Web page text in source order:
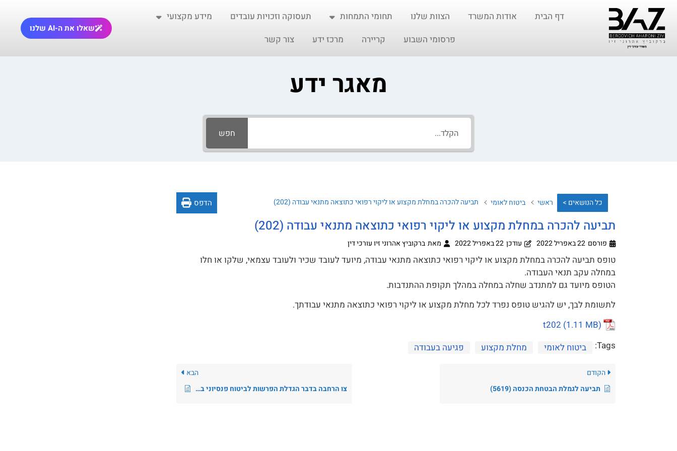
דף הבית אודות המשרד הצוות שלנו תחומי התמחות תעסוקה וזכויות עובדים
מידע מקצועי
פרסומי השבוע
קריירה מרכז ידע צור קשר
שאלו את ה-AI שלנו
מאגר ידע
חפש
כל הנושאים > ראשי ביטוח לאומי תביעה להכרה במחלת מקצוע או ליקוי רפואי כתוצאה מתנאי עבודה (202) הדפס
תביעה להכרה במחלת מקצוע או ליקוי רפואי כתוצאה מתנאי עבודה (202)
פורסם 22 באפריל 2022 עודכן 22 באפריל 2022 מאת ברקוביץ אהרוני זיו עורכי דין
טופס תביעה להכרה במחלת מקצוע או ליקוי רפואי כתוצאה מתנאי עבודה, מיועד לעובד שכיר ולעובד עצמאי, שלקו או חלו
במחלה עקב תנאי העבודה.
הטופס מיועד גם למתנדב שחלה במחלה במהלך תקופת ההתנדבות.
לתשומת לבך, יש להגיש טופס נפרד לכל מחלת מקצוע או ליקוי רפואי כתוצאה מתנאי עבודתך.
t202
Tags:
ביטוח לאומי מחלת מקצוע פגיעה בעבודה
הקודם
תביעה לגמלת הבטחת הכנסה (5619)
הבא
צו הרחבה בדבר הגדלת הפרשות לביטוח פנסיוני במשק (2016)